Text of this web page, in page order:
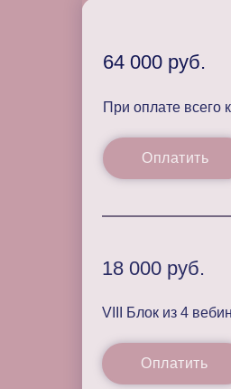
64 000 руб.
18 000 руб.
VIII Блок из 4
При оплате всего
Оплатить
Оплатить